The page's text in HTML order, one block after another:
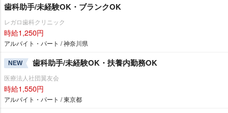
歯科助手/未経験OK・ブランクOK
レガロ歯科クリニック
時給1,250円
アルバイト・パート / 神奈川県
NEW 歯科助手/未経験OK・扶養内勤務OK
医療法人社団翼友会
時給1,550円
アルバイト・パート / 東京都